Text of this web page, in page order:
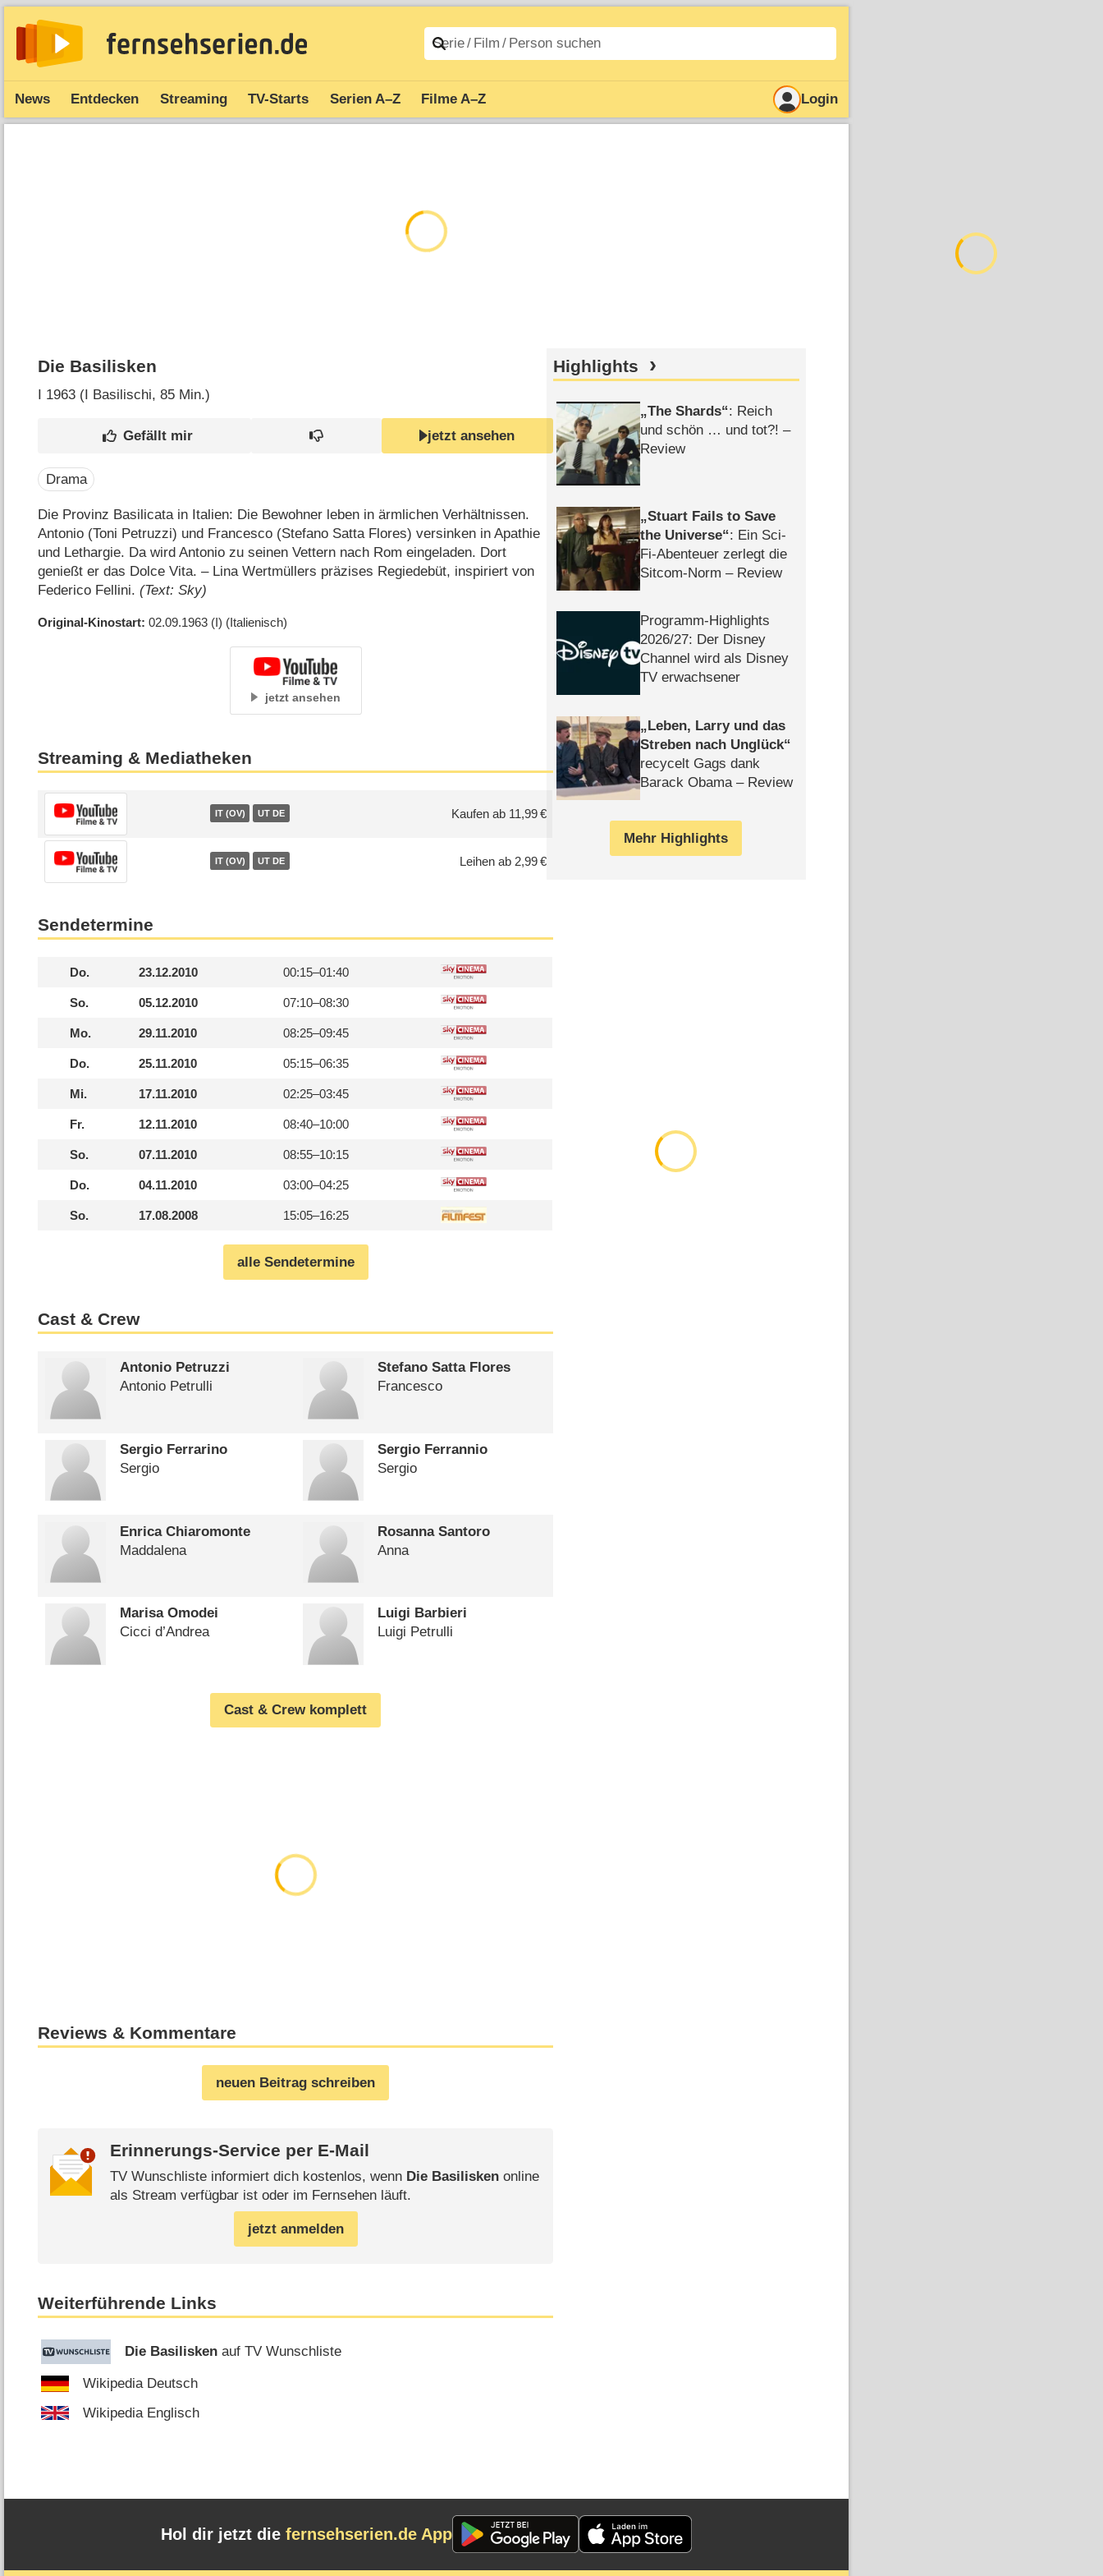
News Entdecken Streaming TV-Starts Serien A–Z Filme A–Z Login
Die Basilisken
I 1963 (I Basilischi‎, 85 Min.)
jetzt ansehen
Drama
Die Provinz Basilicata in Italien: Die Bewohner leben in ärmlichen Verhältnissen.
Antonio (Toni Petruzzi) und Francesco (Stefano Satta Flores) versinken in Apathie
und Lethargie. Da wird Antonio zu seinen Vettern nach Rom eingeladen. Dort
genießt er das Dolce Vita. – Lina Wertmüllers präzises Regiedebüt, inspiriert von
Federico Fellini.(Text: Sky)
Original-Kinostart 02.09.1963 (I) (Italienisch)
jetzt ansehen
Streaming & Mediatheken
IT (OV) UT DE Kaufen ab 11,99 €
IT (OV) UT DE Leihen ab 2,99 €
Sendetermine
Do. 23.12.2010 00:15–01:40
So. 05.12.2010 07:10–08:30
Mo. 29.11.2010 08:25–09:45
Do. 25.11.2010 05:15–06:35
Mi. 17.11.2010 02:25–03:45
Fr. 12.11.2010 08:40–10:00
So. 07.11.2010 08:55–10:15
Do. 04.11.2010 03:00–04:25
So. 17.08.2008 15:05–16:25
alle Sendetermine
Cast & Crew
Antonio Petruzzi
Antonio Petrulli
Stefano Satta Flores
Francesco
Sergio Ferrarino
Sergio
Sergio Ferrannio
Sergio
Enrica Chiaromonte
Maddalena
Rosanna Santoro
Anna
Marisa Omodei
Cicci d’Andrea
Luigi Barbieri
Luigi Petrulli
Cast & Crew komplett
Reviews & Kommentare
neuen Beitrag schreiben
Erinnerungs-Service per E-Mail
TV Wunschliste informiert dich kostenlos, wenn Die Basiliskenonline
als Stream verfügbar ist oder im Fernsehen läuft.
jetzt anmelden
Weiterführende Links
Die Basilisken auf TV Wunschliste
Wikipedia Deutsch
Wikipedia Englisch
Highlights
The Shards : Reich
und schön … und tot?! –
Review
Stuart Fails to Save
the Universe : Ein Sci-
Fi-Abenteuer zerlegt die
Sitcom-Norm – Review
Programm-Highlights
2026/​27: Der Disney
Channel wird als Disney
TV erwachsener
Leben, Larry und das
Streben nach Unglück
recycelt Gags dank
Barack Obama – Review
Mehr Highlights
Hol dir jetzt die fernsehserien.de App